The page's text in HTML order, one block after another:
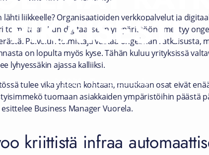
PIKAISESTI
11.2.2026 -Tuote-esittely
liikkeelle? Organisaatioiden verkkopalvelut ja
toimittajat. Kun digitaaliseen ympäristöön ilmestyy
Palvelun toimittaja vastaa ongelman ratkaisusta,
on lopulta myös kyse. Tähän kuluu yrityksissä
lyhyessäkin ajassa kalliiksi.
tulee vika yhteen kohtaan, muutkaan osat eivät
tuomaan asiakkaiden ympäristöihin päästä
Business Manager Vuorela.
kriittistä infraa